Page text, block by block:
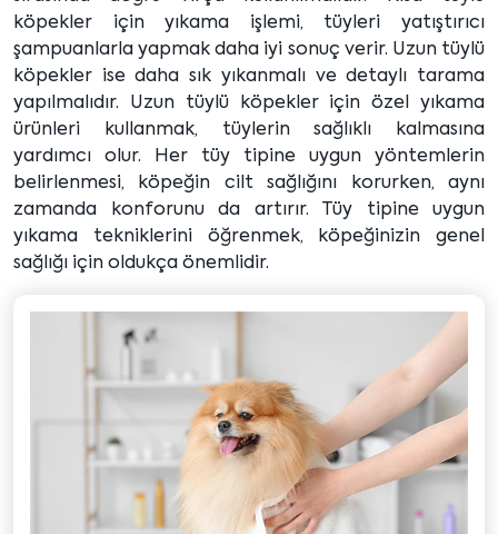
köpekler için yıkama işlemi, tüyleri yatıştırıcı
şampuanlarla yapmak daha iyi sonuç verir. Uzun tüylü
köpekler ise daha sık yıkanmalı ve detaylı tarama
yapılmalıdır. Uzun tüylü köpekler için özel yıkama
ürünleri kullanmak, tüylerin sağlıklı kalmasına
yardımcı olur. Her tüy tipine uygun yöntemlerin
belirlenmesi, köpeğin cilt sağlığını korurken, aynı
zamanda konforunu da artırır. Tüy tipine uygun
yıkama tekniklerini öğrenmek, köpeğinizin genel
sağlığı için oldukça önemlidir.